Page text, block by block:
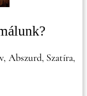
Abszurd, Szatíra,